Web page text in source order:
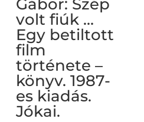
Gábor: Szép
volt fiúk …
Egy betiltott
film
története –
könyv. 1987-
es kiadás.
Jókai.